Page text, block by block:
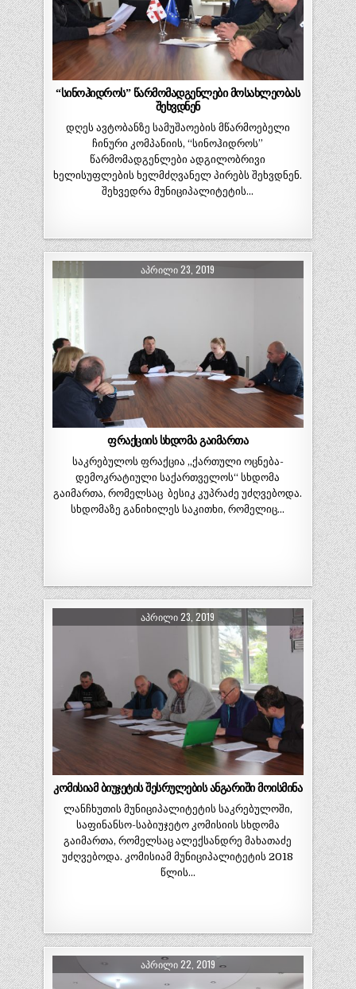
“სინოჰიდროს” წარმომადგენლები მოსახლეობას
შეხვდნენ
დღეს ავტობანზე სამუშაოების მწარმოებელი
ჩინური კომპანიის, “სინოჰიდროს”
წარმომადგენლები ადგილობრივი
ხელისუფლების ხელმძღვანელ პირებს შეხვდნენ.
შეხვედრა მუნიციპალიტეტის…
ᲐᲞᲠᲘᲚᲘ 23, 2019
ფრაქციის სხდომა გაიმართა
საკრებულოს ფრაქცია ,,ქართული ოცნება-
დემოკრატიული საქართველოს“ სხდომა
გაიმართა, რომელსაც ბესიკ კუპრაძე უძღვებოდა.
სხდომაზე განიხილეს საკითხი, რომელიც…
ᲐᲞᲠᲘᲚᲘ 23, 2019
კომისიამ ბიუჯეტის შესრულების ანგარიში მოისმინა
ლანჩხუთის მუნიციპალიტეტის საკრებულოში,
საფინანსო-საბიუჯეტო კომისიის სხდომა
გაიმართა, რომელსაც ალექსანდრე მახათაძე
უძღვებოდა. კომისიამ მუნიციპალიტეტის 2018
წლის…
ᲐᲞᲠᲘᲚᲘ 22, 2019